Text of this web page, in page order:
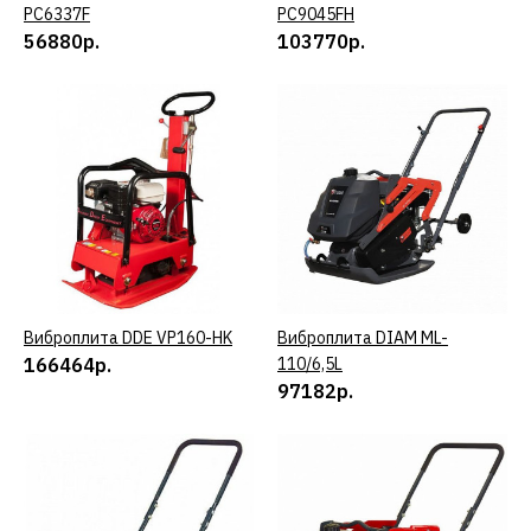
ДОБАВИТЬ В ПОЖЕЛАНИЯ
86004р.
КУПИТЬ
ДОБАВИТЬ В ПОЖЕЛАНИЯ
Виброплита CHAMPION
PC6337F
56880р.
PC9045FH
103770р.
КУПИТЬ
Виброплита DDE VP160-HK
166464р.
КУПИТЬ
Виброплита DIAM ML-
110/6,5L
97182р.